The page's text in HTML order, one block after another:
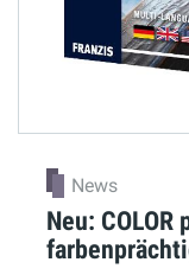
News
Neu: